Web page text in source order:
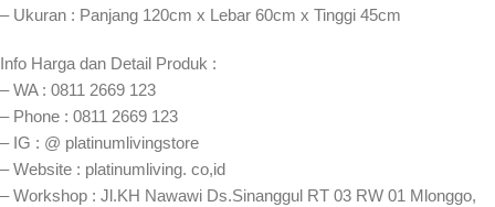
– Ukuran : Panjang 120cm x Lebar 60cm x Tinggi 45cm
Info Harga dan Detail Produk :
– WA : 0811 2669 123
– Phone : 0811 2669 123
– IG : @ platinumlivingstore
– Website : platinumliving. co,id
– Workshop : Jl.KH Nawawi Ds.Sinanggul RT 03 RW 01 Mlonggo,